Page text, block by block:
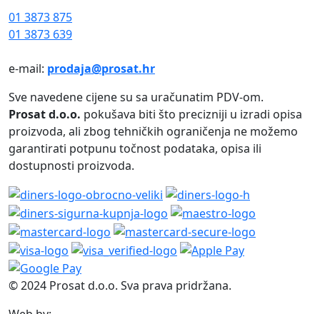
01 3873 875
01 3873 639
e-mail: prodaja@prosat.hr
Sve navedene cijene su sa uračunatim PDV-om.
Prosat d.o.o. pokušava biti što precizniji u izradi opisa
proizvoda, ali zbog tehničkih ograničenja ne možemo
garantirati potpunu točnost podataka, opisa ili
dostupnosti proizvoda.
© 2024 Prosat d.o.o. Sva prava pridržana.